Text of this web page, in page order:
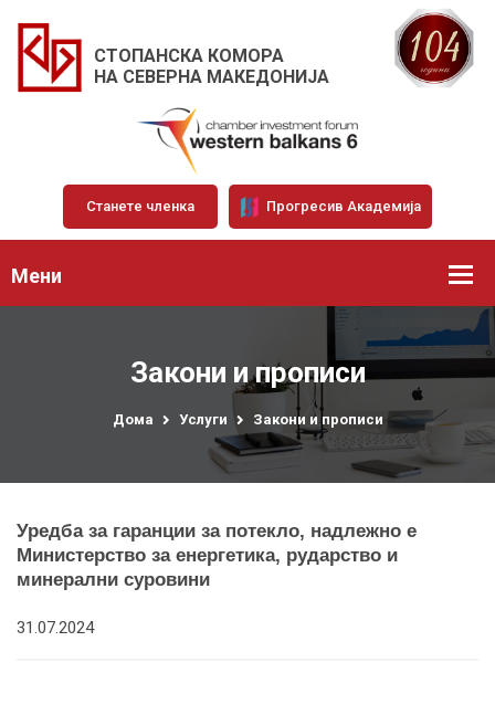
СТОПАНСКА КОМОРА
НА СЕВЕРНА МАКЕДОНИЈА
Станете членка Прогресив Академија
Мени
Закони и прописи
Дома Услуги Закони и прописи
Уредба за гаранции за потекло, надлежно е
Министерство за енергетика, рударство и
минерални суровини
31.07.2024